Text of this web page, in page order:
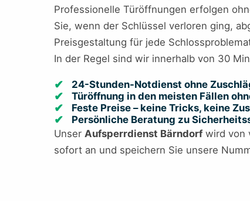
Professionelle Türöffnungen erfolgen
Sie, wenn der Schlüssel verloren ging,
Preisgestaltung für jede
In der Regel sind wir innerhalb von 30
24-Stunden-Notdienst ohne
Türöffnung in den meisten Fällen
Feste Preise – keine Tricks, keine
Persönliche Beratung zu
Unser Aufsperrdienst Bärndorfwird von
sofort an und speichern Sie unsere